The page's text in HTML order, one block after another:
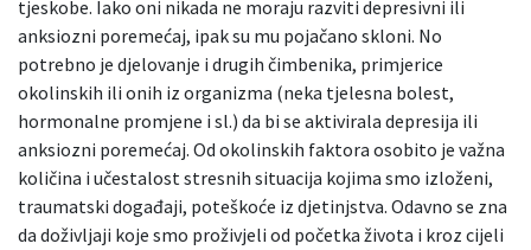
tjeskobe. Iako oni nikada ne moraju razviti depresivni ili
anksiozni poremećaj, ipak su mu pojačano skloni. No
potrebno je djelovanje i drugih čimbenika, primjerice
okolinskih ili onih iz organizma (neka tjelesna bolest,
hormonalne promjene i sl.) da bi se aktivirala depresija ili
anksiozni poremećaj. Od okolinskih faktora osobito je važna
količina i učestalost stresnih situacija kojima smo izloženi,
traumatski događaji, poteškoće iz djetinjstva. Odavno se zna
da doživljaji koje smo proživjeli od početka života i kroz cijeli